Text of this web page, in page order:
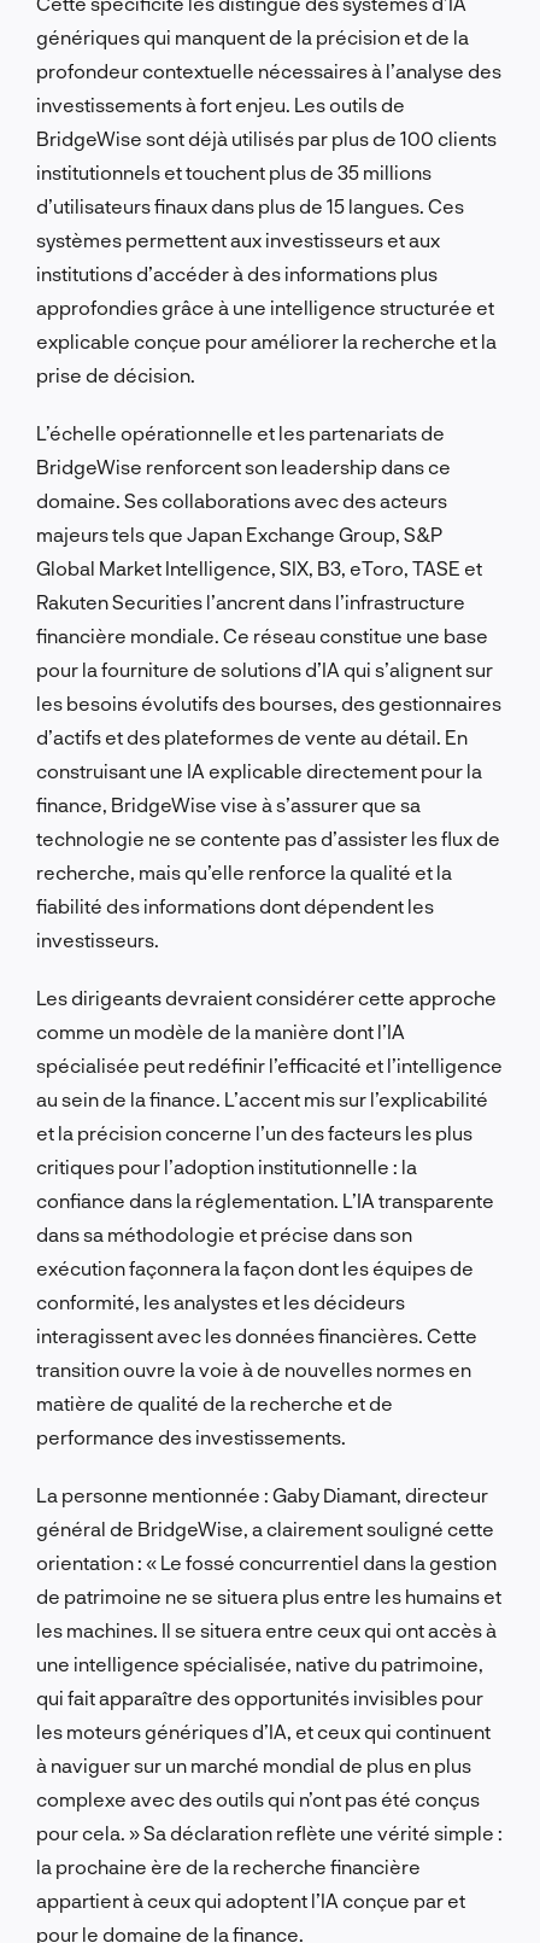
génériques qui manquent de la précision et de la
profondeur contextuelle nécessaires à l’analyse des
investissements à fort enjeu. Les outils de
BridgeWise sont déjà utilisés par plus de 100 clients
institutionnels et touchent plus de 35 millions
d’utilisateurs finaux dans plus de 15 langues. Ces
systèmes permettent aux investisseurs et aux
institutions d’accéder à des informations plus
approfondies grâce à une intelligence structurée et
explicable conçue pour améliorer la recherche et la
prise de décision.
L’échelle opérationnelle et les partenariats de
BridgeWise renforcent son leadership dans ce
domaine. Ses collaborations avec des acteurs
majeurs tels que Japan Exchange Group, S&P
Global Market Intelligence, SIX, B3, eToro, TASE et
Rakuten Securities l’ancrent dans l’infrastructure
financière mondiale. Ce réseau constitue une base
pour la fourniture de solutions d’IA qui s’alignent sur
les besoins évolutifs des bourses, des gestionnaires
d’actifs et des plateformes de vente au détail. En
construisant une IA explicable directement pour la
finance, BridgeWise vise à s’assurer que sa
technologie ne se contente pas d’assister les flux de
recherche, mais qu’elle renforce la qualité et la
fiabilité des informations dont dépendent les
investisseurs.
Les dirigeants devraient considérer cette approche
comme un modèle de la manière dont l’IA
spécialisée peut redéfinir l’efficacité et l’intelligence
au sein de la finance. L’accent mis sur l’explicabilité
et la précision concerne l’un des facteurs les plus
critiques pour l’adoption institutionnelle : la
confiance dans la réglementation. L’IA transparente
dans sa méthodologie et précise dans son
exécution façonnera la façon dont les équipes de
conformité, les analystes et les décideurs
interagissent avec les données financières. Cette
transition ouvre la voie à de nouvelles normes en
matière de qualité de la recherche et de
performance des investissements.
La personne mentionnée : Gaby Diamant, directeur
général de BridgeWise, a clairement souligné cette
orientation : « Le fossé concurrentiel dans la gestion
de patrimoine ne se situera plus entre les humains et
les machines. Il se situera entre ceux qui ont accès à
une intelligence spécialisée, native du patrimoine,
qui fait apparaître des opportunités invisibles pour
les moteurs génériques d’IA, et ceux qui continuent
à naviguer sur un marché mondial de plus en plus
complexe avec des outils qui n’ont pas été conçus
pour cela. » Sa déclaration reflète une vérité simple :
la prochaine ère de la recherche financière
appartient à ceux qui adoptent l’IA conçue par et
pour le domaine de la finance.